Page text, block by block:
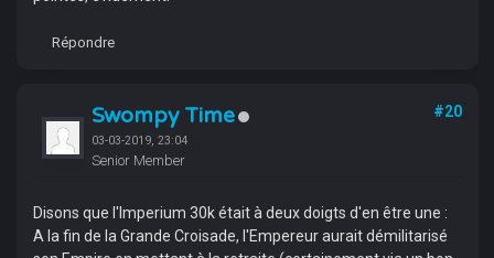
Répondre
Swompy Time
03-03-2019, 23:04
Senior Member
#20
Disons que l'Imperium 30k était à deux doigts d'en être une :
A la fin de la Grande Croisade, l'Empereur aurait démilitarisé